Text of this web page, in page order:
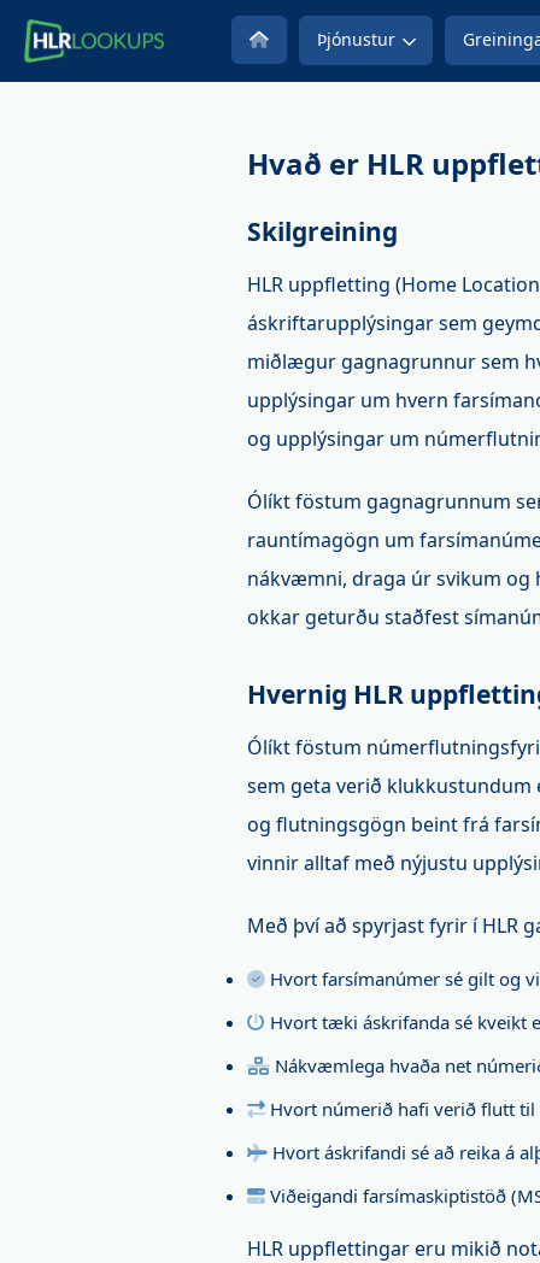
Þjónustur
Hvað er HLR
Skilgreining
HLR uppfletting (Home
áskriftarupplýsingar sem
miðlægur gagnagrunnur sem
upplýsingar um hvern
og upplýsingar um
Ólíkt föstum gagnagrunnum
rauntímagögn um
nákvæmni, draga úr svikum
okkar geturðu staðfest
Hvernig HLR
Ólíkt föstum
sem geta verið
og flutningsgögn beint frá
vinnir alltaf með nýjustu
Með því að spyrjast fyrir í HLR
Hvort farsímanúmer sé gilt og
Hvort tæki áskrifanda sé kveikt
Nákvæmlega hvaða net
Hvort númerið hafi verið flutt
Hvort áskrifandi sé að reika á
Viðeigandi farsímaskiptistöð
HLR uppflettingar eru mikið